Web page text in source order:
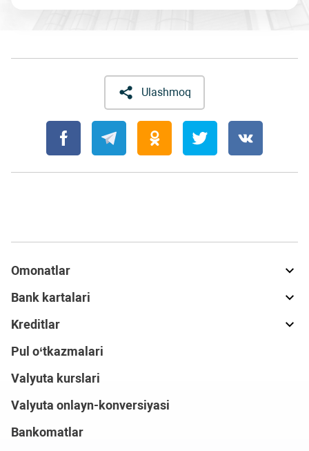
Ulashmoq
Omonatlar
Bank kartalari
Kreditlar
Pul o‘tkazmalari
Valyuta kurslari
Valyuta onlayn-konversiyasi
Bankomatlar